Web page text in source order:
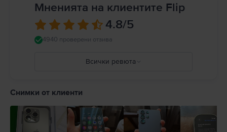
Мненията на клиентите Flip
4.8/5
4940 проверени отзива
Всички ревюта
Снимки от клиенти